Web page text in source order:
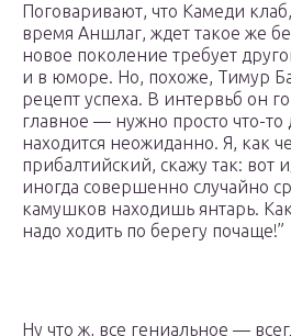
Поговаривают, что Камеди
время Аншлаг, ждет такое же
новое поколение требует
и в юморе. Но, похоже, Тимур
рецепт успеха. В интервьб он
главное — нужно просто что-
находится неожиданно. Я, как
прибалтийский, скажу так: вот
иногда совершенно случайно
камушков находишь янтарь.
надо ходить по берегу почаще!”
Ну что ж, все гениальное —